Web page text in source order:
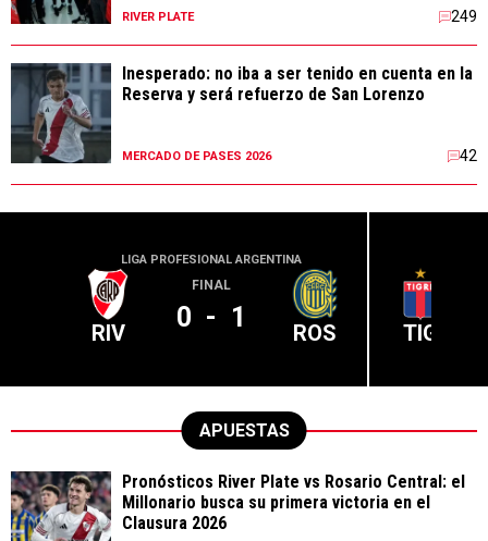
RIVER PLATE 249
Inesperado: no iba a ser tenido en cuenta en la
Reserva y será refuerzo de San Lorenzo
MERCADO DE PASES 2026 42
LIGA PROFESIONAL ARGENTINA
RIV
FINAL
0 - 1 ROS TIG
APUESTAS
Pronósticos River Plate vs Rosario Central: el
Millonario busca su primera victoria en el
Clausura 2026